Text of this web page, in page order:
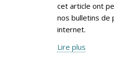
cet article ont
nos bulletins de
internet.
Lire plus